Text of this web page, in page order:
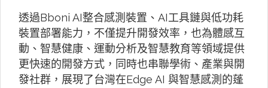
透過Bboni AI整合感測裝置、AI工具鏈與低功耗
裝置部署能力，不僅提升開發效率，也為體感互
動、智慧健康、運動分析及智慧教育等領域提供
更快速的開發方式，同時也串聯學術、產業與開
發社群，展現了台灣在Edge AI 與智慧感測的蓬